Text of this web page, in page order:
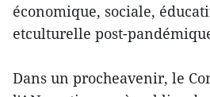
économique, sociale,
etculturelle post-
Dans un procheavenir, le